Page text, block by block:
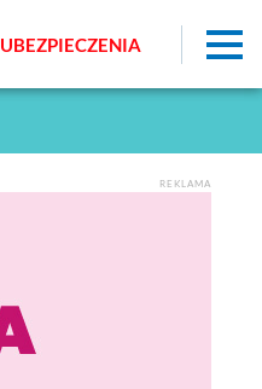
UBEZPIECZENIA
REKLAMA
UBEZPIECZENIA